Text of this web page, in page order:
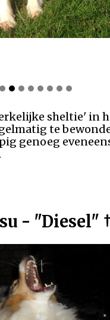
sheltie' in
te
genoeg
- "Diesel" †